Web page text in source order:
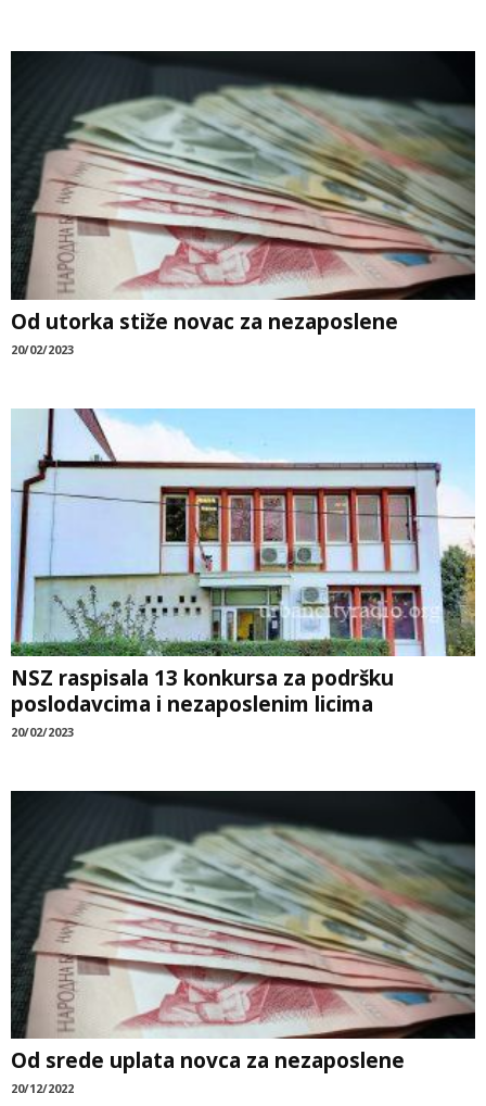
Od utorka stiže novac za nezaposlene
20/02/2023
NSZ raspisala 13 konkursa za podršku
poslodavcima i nezaposlenim licima
20/02/2023
Od srede uplata novca za nezaposlene
20/12/2022